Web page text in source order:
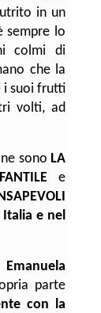
in un
sempre lo
colmi di
che la
i suoi frutti
volti, ad
sono LA
e
Italia e nel
Emanuela
parte
con la